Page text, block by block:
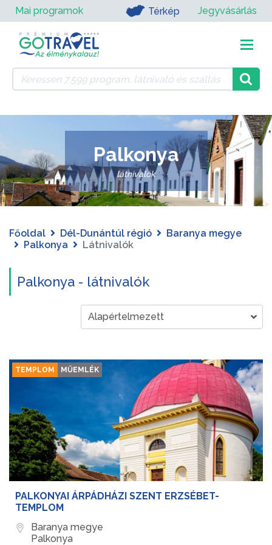
Mai programok Térkép Jegyvásárlás
Palkonya
látnivalók
Főoldal Dél-Dunántúl régió
Baranya megye
Palkonya
Látnivalók
Palkonya - látnivalók
TEMPLOM MŰEMLÉK
PALKONYAI ÁRPÁDHÁZI SZENT ERZSÉBET-
TEMPLOM
Baranya megye
Palkonya